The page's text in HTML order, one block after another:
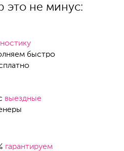
это не минус:
быстро
выездные
гарантируем